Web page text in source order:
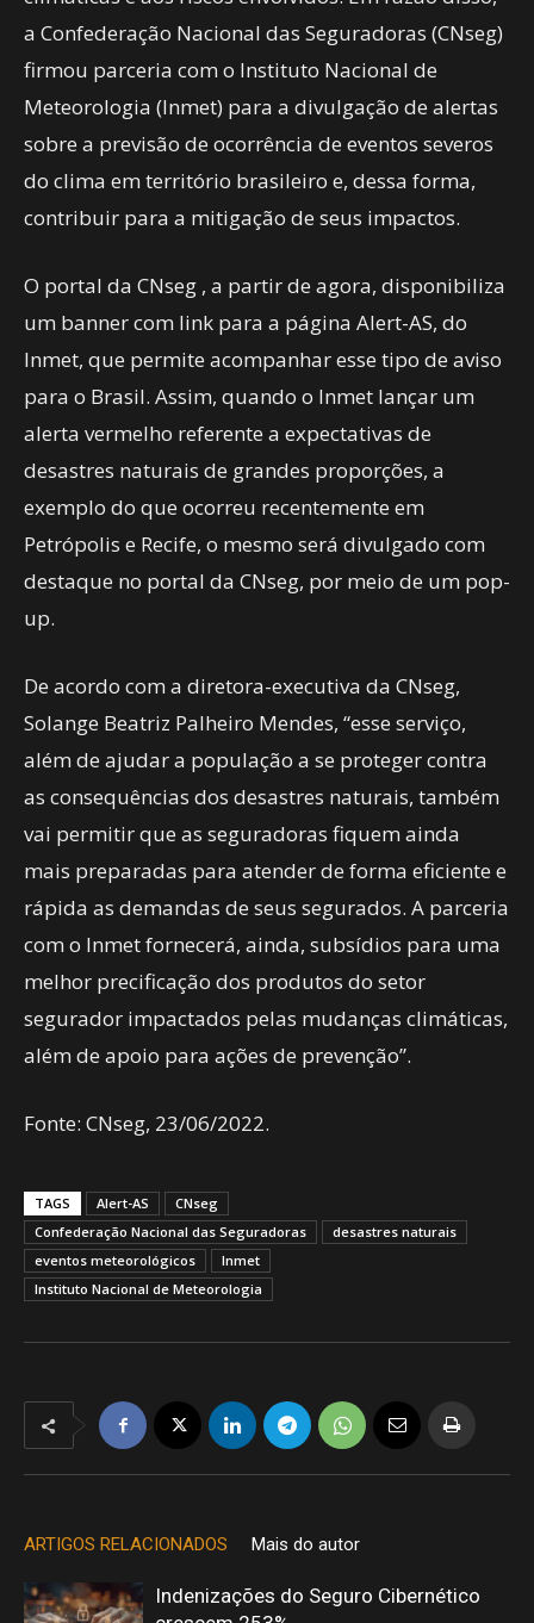
a Confederação Nacional das Seguradoras (CNseg)
firmou parceria com o Instituto Nacional de
Meteorologia (Inmet) para a divulgação de alertas
sobre a previsão de ocorrência de eventos severos
do clima em território brasileiro e, dessa forma,
contribuir para a mitigação de seus impactos.
O portal da CNseg , a partir de agora, disponibiliza
um banner com link para a página Alert-AS, do
Inmet, que permite acompanhar esse tipo de aviso
para o Brasil. Assim, quando o Inmet lançar um
alerta vermelho referente a expectativas de
desastres naturais de grandes proporções, a
exemplo do que ocorreu recentemente em
Petrópolis e Recife, o mesmo será divulgado com
destaque no portal da CNseg, por meio de um pop-
up.
De acordo com a diretora-executiva da CNseg,
Solange Beatriz Palheiro Mendes, “esse serviço,
além de ajudar a população a se proteger contra
as consequências dos desastres naturais, também
vai permitir que as seguradoras fiquem ainda
mais preparadas para atender de forma eficiente e
rápida as demandas de seus segurados. A parceria
com o Inmet fornecerá, ainda, subsídios para uma
melhor precificação dos produtos do setor
segurador impactados pelas mudanças climáticas,
além de apoio para ações de prevenção”.
Fonte: CNseg, 23/06/2022.
TAGS Alert-AS
CNseg
Confederação Nacional das Seguradoras
desastres naturais
eventos meteorológicos
Inmet
Instituto Nacional de Meteorologia
ARTIGOS RELACIONADOS Mais do autor
Indenizações do Seguro Cibernético